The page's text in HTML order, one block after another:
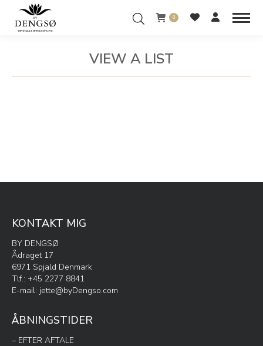
0
VIEW A LIST
You are here:
KONTAKT MIG
BY DENGSØ
Ådraget 17
6971 Spjald Denmark
Tlf.: +45 2277 8841
E-mail: jette@byDengso.com
ÅBNINGSTIDER
– EFTER AFTALE